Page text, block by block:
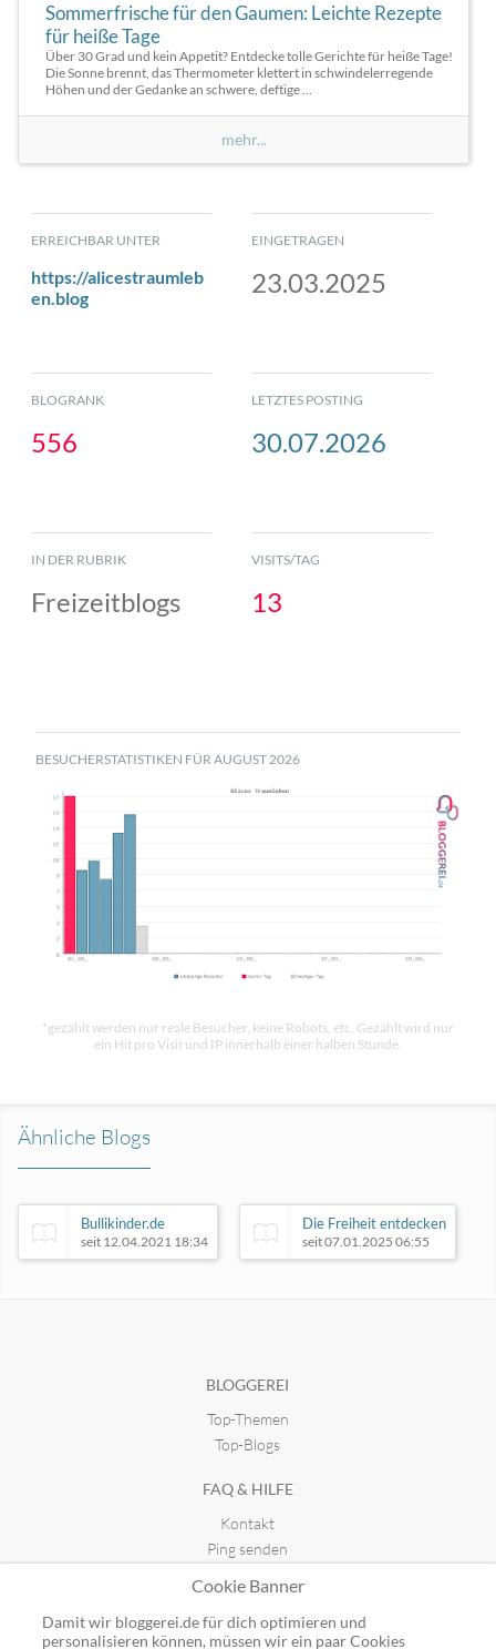
Sommerfrische für den Gaumen: Leichte Rezepte
für heiße Tage
Über 30 Grad und kein Appetit? Entdecke tolle Gerichte für heiße Tage!
Die Sonne brennt, das Thermometer klettert in schwindelerregende
Höhen und der Gedanke an schwere, deftige ...
mehr...
ERREICHBAR UNTER
https://alicestraumleb
en.blog
EINGETRAGEN
23.03.2025
BLOGRANK
556
LETZTES POSTING
30.07.2026
IN DER RUBRIK
Freizeitblogs
VISITS/TAG
13
BESUCHERSTATISTIKEN FÜR AUGUST 2026
*gezählt werden nur reale Besucher, keine Robots, etc. Gezählt wird nur
ein Hit pro Visit und IP innerhalb einer halben Stunde.
Ähnliche Blogs
Bullikinder.de
seit 12.04.2021 18:34
Die Freiheit entdecken
seit 07.01.2025 06:55
BLOGGEREI
Top-Themen
Top-Blogs
FAQ & HILFE
Kontakt
Ping senden
GUTSCHEINE
Cookie Banner
Damit wir bloggerei.de für dich optimieren und
personalisieren können, müssen wir ein paar Cookies